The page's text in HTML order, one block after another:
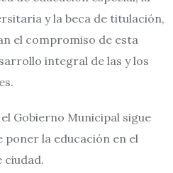
y la beca de titulación,
el compromiso de esta
integral de las y los
Gobierno Municipal sigue
poner la educación en el
ciudad.